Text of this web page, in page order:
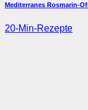
Mediterranes Rosmarin-
20-Min-Rezepte